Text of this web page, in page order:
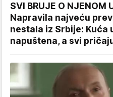
SVI BRUJE O NJENOM
Napravila najveću
nestala iz Srbije: Kuća
napuštena, a svi